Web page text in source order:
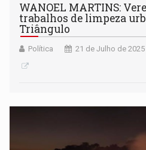
WANOEL MARTINS:
trabalhos de limpeza
Triângulo
Política 21 de Julho de